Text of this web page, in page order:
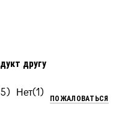
другу
5 1
ПОЖАЛОВАТЬСЯ